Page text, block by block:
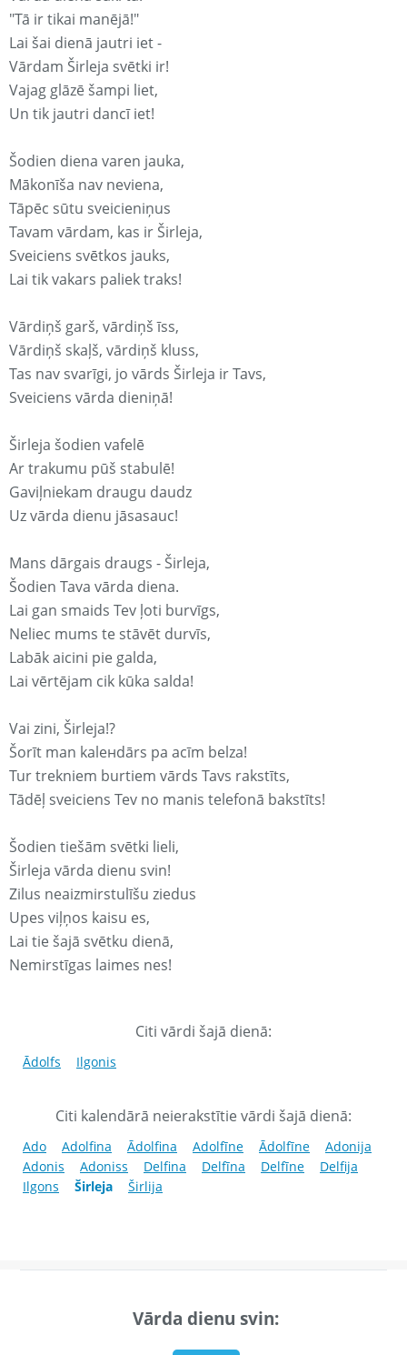
"Tā ir tikai manējā!"
Lai šai dienā jautri iet -
Vārdam Širleja svētki ir!
Vajag glāzē šampi liet,
Un tik jautri dancī iet!
Šodien diena varen jauka,
Mākonīša nav neviena,
Tāpēc sūtu sveicieniņus
Tavam vārdam, kas ir Širleja,
Sveiciens svētkos jauks,
Lai tik vakars paliek traks!
Vārdiņš garš, vārdiņš īss,
Vārdiņš skaļš, vārdiņš kluss,
Tas nav svarīgi, jo vārds Širleja ir Tavs,
Sveiciens vārda dieniņā!
Širleja šodien vafelē
Ar trakumu pūš stabulē!
Gaviļniekam draugu daudz
Uz vārda dienu jāsasauc!
Mans dārgais draugs - Širleja,
Šodien Tava vārda diena.
Lai gan smaids Tev ļoti burvīgs,
Neliec mums te stāvēt durvīs,
Labāk aicini pie galda,
Lai vērtējam cik kūka salda!
Vai zini, Širleja!?
Šorīt man kaleнdārs pa acīm belza!
Tur trekniem burtiem vārds Tavs rakstīts,
Tādēļ sveiciens Tev no manis telefonā bakstīts!
Šodien tiešām svētki lieli,
Širleja vārda dienu svin!
Zilus neaizmirstulīšu ziedus
Upes viļņos kaisu es,
Lai tie šajā svētku dienā,
Nemirstīgas laimes nes!
Citi vārdi šajā dienā:
Ādolfs Ilgonis
Citi kalendārā neierakstītie vārdi šajā dienā:
Ado Adolfina Ādolfina Adolfīne Ādolfīne
Adonija
Adonis
Adoniss Delfina Delfīna Delfīne
Delfija
Ilgons
Širleja Širlija
Vārda dienu svin: